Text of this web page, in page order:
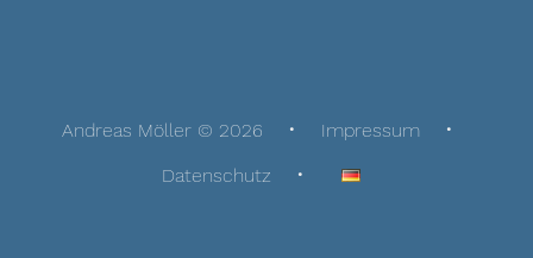
Andreas Möller © 2026
Impressum
Datenschutz